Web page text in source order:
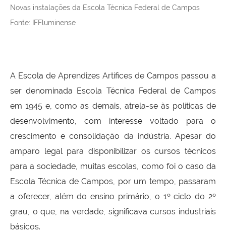
Novas instalações da Escola Técnica Federal de Campos
Fonte: IFFluminense
A Escola de Aprendizes Artífices de Campos passou a
ser denominada Escola Técnica Federal de Campos
em 1945 e, como as demais, atrela-se às políticas de
desenvolvimento, com interesse voltado para o
crescimento e consolidação da indústria. Apesar do
amparo legal para disponibilizar os cursos técnicos
para a sociedade, muitas escolas, como foi o caso da
Escola Técnica de Campos, por um tempo, passaram
a oferecer, além do ensino primário, o 1º ciclo do 2º
grau, o que, na verdade, significava cursos industriais
básicos.